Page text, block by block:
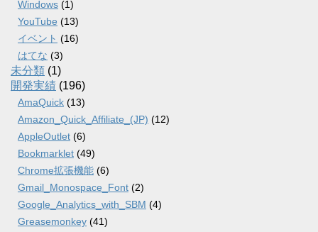
Windows (1)
YouTube (13)
イベント (16)
はてな (3)
未分類 (1)
開発実績 (196)
AmaQuick (13)
Amazon_Quick_Affiliate_(JP) (12)
AppleOutlet (6)
Bookmarklet (49)
Chrome拡張機能 (6)
Gmail_Monospace_Font (2)
Google_Analytics_with_SBM (4)
Greasemonkey (41)